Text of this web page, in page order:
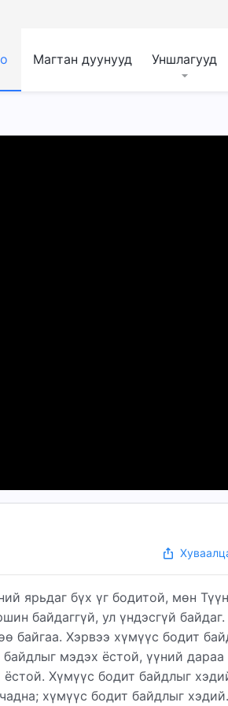
Магтан дуунууд Уншлагууд
ярьдаг бүх үг бодитой, мөн
байдаггүй, ул үндэсгүй байдаг.
байгаа. Хэрвээ хүмүүс бодит
мэдэх ёстой, үүний дараа
Хүмүүс бодит байдлыг
хүмүүс бодит байдлыг хэдий